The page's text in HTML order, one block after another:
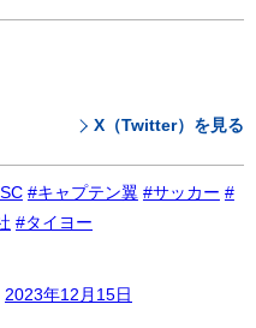
X（Twitter）を見る
#キャプテン翼 #サッカー #
#タイヨー
2023年12月15日